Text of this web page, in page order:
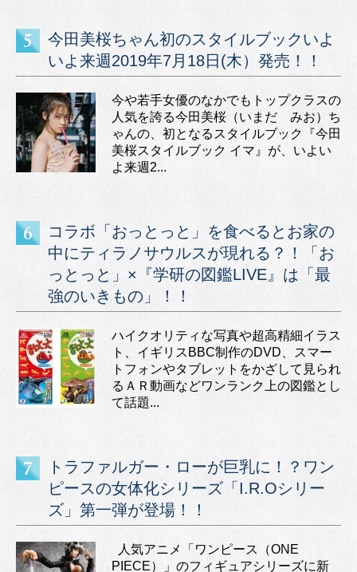
今田美桜ちゃん初のスタイルブックいよ
いよ来週2019年7月18日(木）発売！！
今や若手女優のなかでもトップクラスの
人気を誇る今田美桜（いまだ みお）ち
ゃんの、初となるスタイルブック『今田
美桜スタイルブック イマ』が、いよい
よ来週2...
コラボ「おっとっと」を食べるとお家の
中にティラノサウルスが現れる？！「お
っとっと」×『学研の図鑑LIVE』は「最
強のいきもの」！！
ハイクオリティな写真や超高精細イラス
ト、イギリスBBC制作のDVD、スマー
トフォンやタブレットをかざして見られ
るＡＲ動画などワンランク上の図鑑とし
て話題...
トラファルガー・ローが巨乳に！？ワン
ピースの女体化シリーズ「I.R.Oシリー
ズ」第一弾が登場！！
人気アニメ「ワンピース（ONE
PIECE）」のフィギュアシリーズに新